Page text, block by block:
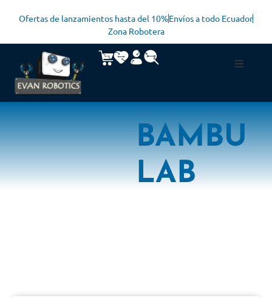
Ofertas de lanzamientos hasta del 10%Envíos a todo Ecuador
Zona Robotera
BAMBU
LAB